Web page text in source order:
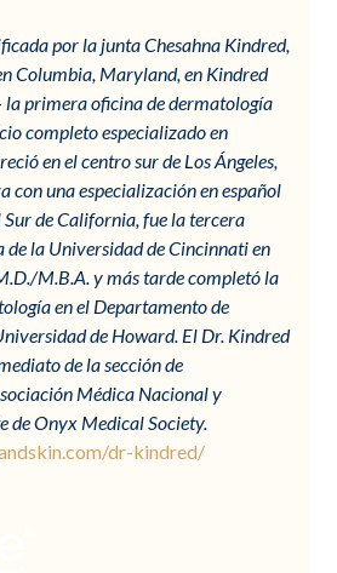
por la junta Chesahna Kindred,
Columbia, Maryland, en Kindred
primera oficina de dermatología
completo especializado en
en el centro sur de Los Ángeles,
con una especialización en español
de California, fue la tercera
de la Universidad de Cincinnati en
M.B.A. y más tarde completó la
en el Departamento de
de Howard. El Dr. Kindred
de la sección de
Médica Nacional y
de Onyx Medical Society.
dr-kindred/